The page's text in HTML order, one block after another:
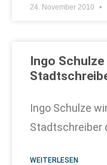
24. November 2010
Ingo
Ingo Schulze
Stadtschreiber
WEITERLESEN